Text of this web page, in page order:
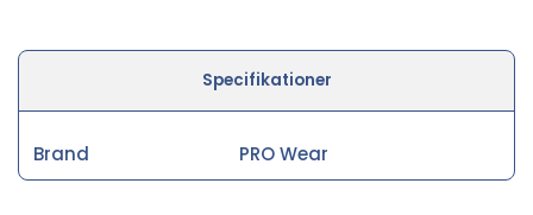
Specifikationer
Brand PRO Wear